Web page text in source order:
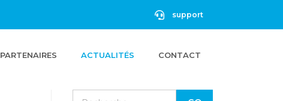
support
PARTENAIRES ACTUALITÉS CONTACT